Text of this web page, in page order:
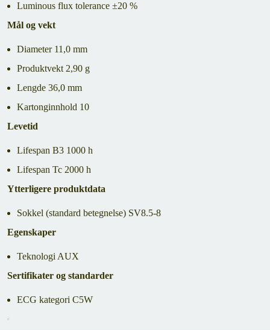
Luminous flux tolerance ±20 %
Mål og vekt
Diameter 11,0 mm
Produktvekt 2,90 g
Lengde 36,0 mm
Kartonginnhold 10
Levetid
Lifespan B3 1000 h
Lifespan Tc 2000 h
Ytterligere produktdata
Sokkel (standard betegnelse) SV8.5-8
Egenskaper
Teknologi AUX
Sertifikater og standarder
ECG kategori C5W